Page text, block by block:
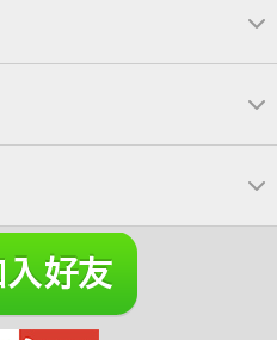
魚干 萬歲牌 米果 小魚
梅子
禮盒 素食
萬歲牌 堅果小包裝活力堅果
加糖 萬歲牌 蔓越莓
果 萬歲牌小魚
全聯 海苔細